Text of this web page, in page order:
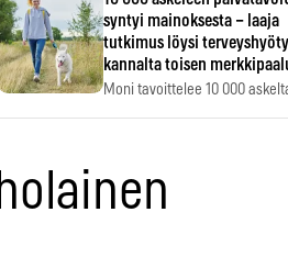
syntyi mainoksesta – laaja
tutkimus löysi
kannalta toisen
Moni tavoittelee 10 000